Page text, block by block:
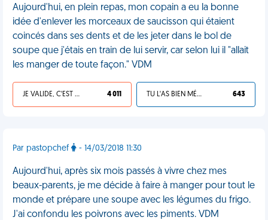
Aujourd'hui, en plein repas, mon copain a eu la bonne
idée d'enlever les morceaux de saucisson qui étaient
coincés dans ses dents et de les jeter dans le bol de
soupe que j'étais en train de lui servir, car selon lui il "allait
les manger de toute façon." VDM
JE VALIDE, C'EST UNE VDM 4 011 TU L'AS BIEN MÉRITÉ 643
Par pastopchef - 14/03/2018 11:30
Aujourd'hui, après six mois passés à vivre chez mes
beaux-parents, je me décide à faire à manger pour tout le
monde et prépare une soupe avec les légumes du frigo.
J'ai confondu les poivrons avec les piments. VDM